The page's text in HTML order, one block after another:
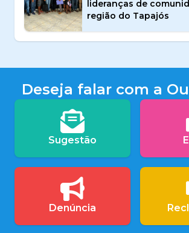
lideranças de
região do Tapajós
Deseja falar com a
Sugestão
Denúncia